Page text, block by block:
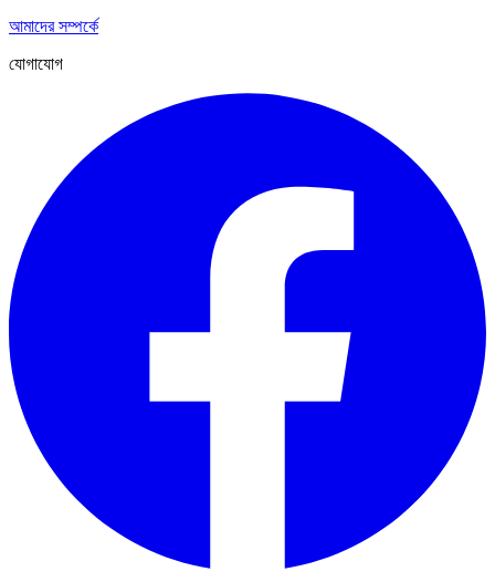
আমাদের সম্পর্কে
যোগাযোগ